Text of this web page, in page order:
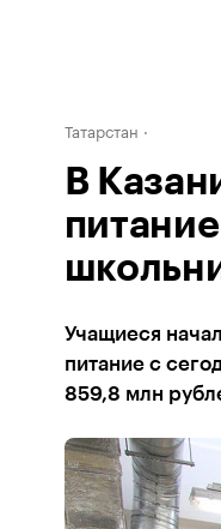
Татарстан
В
Учащиеся
питание с
859,8 млн